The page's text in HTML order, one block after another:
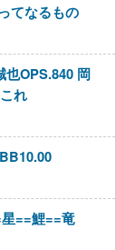
てなるもの
也OPS.840 岡
れ
==鯉==竜